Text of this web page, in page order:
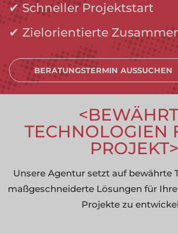
✔ Schneller Projektstart
✔ Zielorientierte
BERATUNGSTERMIN AUSSUCHEN
TECHNOLOGIEN
PROJEKT
Unsere Agentur setzt auf bewährte
maßgeschneiderte Lösungen für
Projekte zu